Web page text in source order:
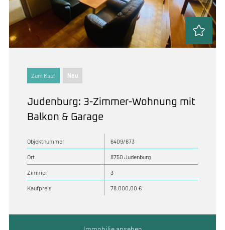
Zum Kauf Neu
Judenburg: 3-Zimmer-Wohnung mit
Balkon & Garage
Objektnummer 6409/673
Ort 8750 Judenburg
Zimmer 3
Kaufpreis 78.000,00 €